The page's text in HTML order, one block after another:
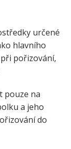
určené
hlavního
pořizování,
pouze na
a jeho
do